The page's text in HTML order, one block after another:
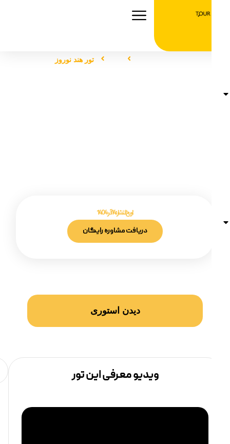
تور تور هند نوروز
14 آذر 1404
دریافت مشاوره رایگان
دیدن استوری
ویدیو معرفی این تور